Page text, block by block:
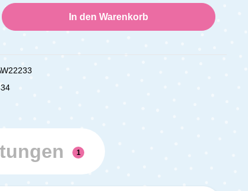
Gib den gewünschten Wert ein
In den Warenkorb
1